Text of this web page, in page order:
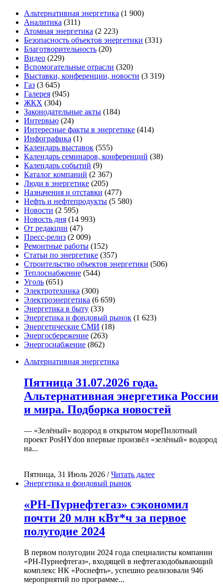
Альтернативная энергетика (1 900)
Аналитика (311)
Атомная энергетика (2 223)
Безопасность объектов энергетики (331)
Благотворительность (20)
Видео (229)
Вспомогательные отрасли (320)
Выставки, конференции, новости (3 319)
Газ (3 645)
Галерея (945)
ЖКХ (304)
Законодательные акты (184)
Интервью (24)
Интересные факты в энергетике (414)
Инфографика (1)
Календарь выставок (555)
Календарь семинаров, конференций (38)
Календарь событий (9)
Каталог компаний (2 367)
Люди в энергетике (205)
Назначения и отставки (477)
Нефть и нефтепродукты (5 580)
Новости (2 595)
Новость дня (14 993)
От редакции (47)
Пресс-релиз (2 009)
Ремонтные работы (152)
Статьи по энергетике (357)
Строительство объектов энергетики (506)
Теплоснабжение (544)
Уголь (651)
Электротехника (300)
Электроэнергетика (6 659)
Энергетика в быту (33)
Энергетика и фондовый рынок (1 623)
Энергетические СМИ (18)
Энергосбережение (263)
Энергоснабжение (862)
Альтернативная энергетика
Пятница 31.07.2026 года.
Альтернативная энергетика России
и мира. Подборка новостей
— «Зелёный» водород в открытом мореПилотный
проект PosHYdon впервые произвёл «зелёный» водород
на...
Пятница, 31 Июль 2026 /Читать далее
Энергетика и фондовый рынок
«РН-Пурнефтегаз» сэкономил
почти 20 млн кВт*ч за первое
полугодие 2024
В первом полугодии 2024 года специалисты компании
«РН-Пурнефтегаз», входящей в нефтегазодобывающий
комплекс НК «Роснефть», успешно реализовали 946
мероприятий по программе...